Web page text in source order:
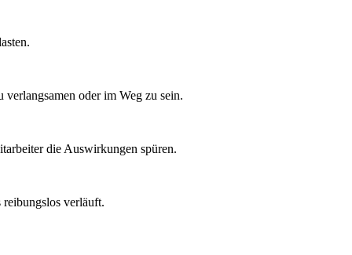
oder im Weg zu sein.
die Auswirkungen spüren.
verläuft.